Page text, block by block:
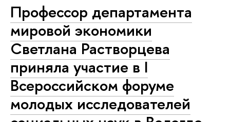
Профессор департамента
мировой экономики
Светлана Растворцева
приняла участие в I
Всероссийском форуме
молодых исследователей